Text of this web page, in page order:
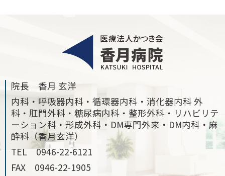
院長 香月 玄洋
内科・呼吸器内科・循環器内科・消化器内科 外
科・肛門外科・糖尿病内科・整形外科・リハビリテ
ーション科・形成外科・DM専門外来・DM内科・麻
酔科（香月玄洋）
TEL0946-22-6121
FAX 0946-22-1905